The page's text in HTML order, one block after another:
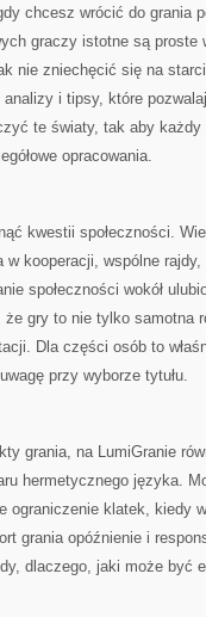
chcesz wrócić do grania
graczy istotne są proste
nie zniechęcić się na
i tipsy, które
te światy, tak aby
opracowania.
kwestii społeczności.
w kooperacji, wspólne
społeczności wokół
gry to nie tylko samotna
Dla części osób to
przy wyborze tytułu.
grania, na LumiGranie
hermetycznego języka.
ograniczenie klatek, kiedy
grania opóźnienie i
dlaczego, jaki może być